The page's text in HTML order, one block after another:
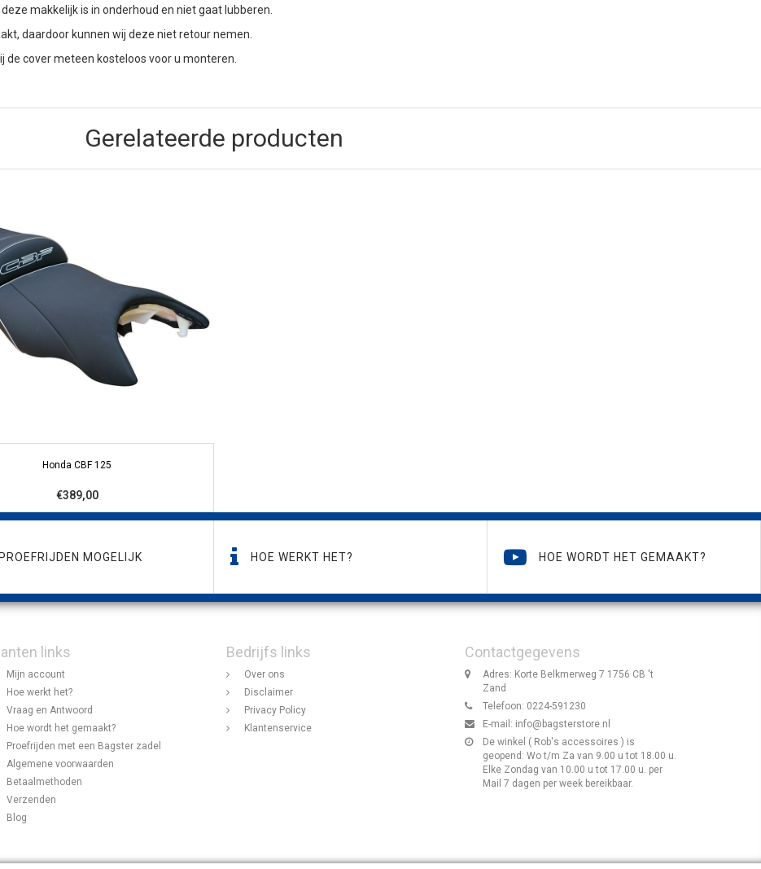
makkelijk is in onderhoud en niet gaat lubberen.
daardoor kunnen wij deze niet retour nemen.
cover meteen kosteloos voor u monteren.
Gerelateerde producten
Honda CBF 125
€389,00
MOGELIJK HOE WERKT HET? HOE WORDT HET GEMAAKT?
links
Mijn account
Hoe werkt het?
Vraag en Antwoord
Hoe wordt het gemaakt?
Proefrijden met een Bagster zadel
Algemene voorwaarden
Betaalmethoden
Verzenden
Blog
Bedrijfs links
Over ons
Disclaimer
Privacy Policy
Klantenservice
Contactgegevens
Adres: Korte Belkmerweg 7 1756 CB 't
Zand
Telefoon: 0224-591230
E-mail: info@bagsterstore.nl
De winkel ( Rob's accessoires ) is
geopend: Wo t/m Za van 9.00 u tot 18.00 u.
Elke Zondag van 10.00 u tot 17.00 u. per
Mail 7 dagen per week bereikbaar.